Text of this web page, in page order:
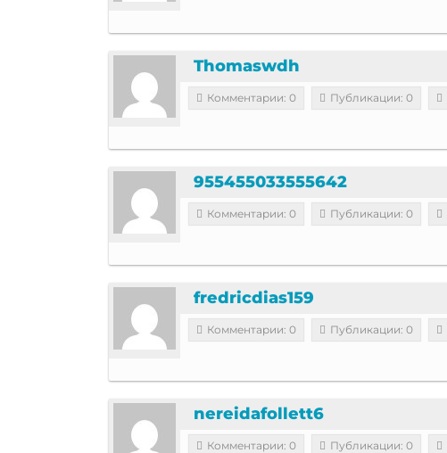
Thomaswdh
Комментарии: 0 Публикации: 0
955455033555642
Комментарии: 0 Публикации: 0
fredricdias159
Комментарии: 0 Публикации: 0
nereidafollett6
Комментарии: 0 Публикации: 0